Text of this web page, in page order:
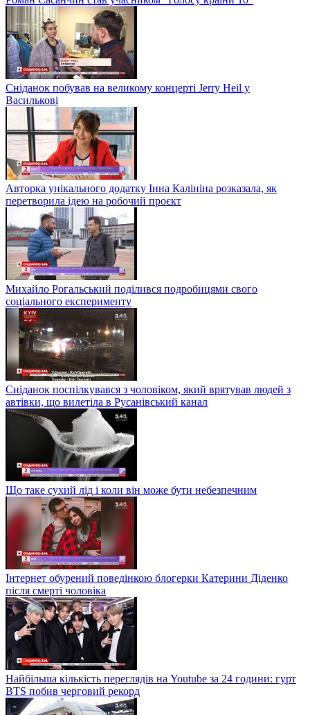
Сніданок побував на великому концерті Jerry Heil у
Василькові
Авторка унікального додатку Інна Калініна розказала, як
перетворила ідею на робочий проєкт
Михайло Рогальський поділився подробицями свого
соціального експерименту
Сніданок поспілкувався з чоловіком, який врятував людей з
автівки, що вилетіла в Русанівський канал
Що таке сухий лід і коли він може бути небезпечним
Інтернет обурений поведінкою блогерки Катерини Діденко
після смерті чоловіка
Найбільша кількість переглядів на Youtube за 24 години: гурт
BTS побив черговий рекорд